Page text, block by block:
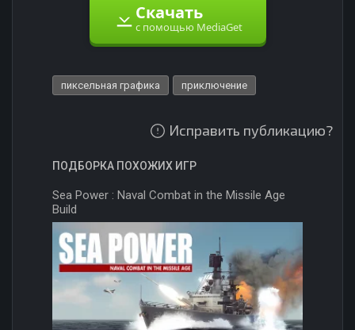
Скачать
с помощью MediaGet
пиксельная графика приключение
Исправить публикацию?
ПОДБОРКА ПОХОЖИХ ИГР
Sea Power : Naval Combat in the Missile Age
Build